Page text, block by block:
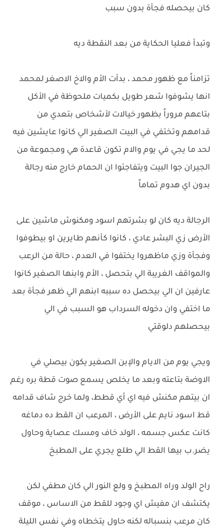
كان بيحصله فجأة بدون سبب
وتبدأ فعليا الحكاية من بعد النقطة ديه
تزامناً مع ظهور محمد ، بدأت الأم والاخ الاصغر لمحمد
انها يشوفوا شعر طويل بكميات ملحوظة في الأكل
بتاعهم مروراً بظهور خيالات لأشخاص بتعدي من
قدامهم وتختفي في البيت الصغير الي كانوا عايشين فيه
لحد ما يجي في يوم والام تكون قاعدة هي ومجموعة من
الجيران جوا البيت ويتفاجئوا ان الحمام خارج منه رجالة
بدون اي هدوم تماماً
الرجالة ديه كان لو بشرتهم اسود ومكنوش ماشين على
الأرض زي البشر عادي ، كانوا كأنهم طايرين او بيطوفوا
وفجأة وزي ماظهروا يختفوا في العدم ، حالة من الرعب
والمواقف الغريبة الي بتحصل ، الأم وابنها الصغير كانوا
عارفين ان الي بيحصل ده سببه ابنهم الي ظهر فجأة بعد
ما اختفي وان دخوله السرداب هو السبب في الي
بيحصلهم دلوقتي
ويجي يوم من الايام والإبن الصغير يكون بيصلي في
الاوضة بتاعته وبعد ما يخلص يسمع صوت قطة بره رغم
ان بيتهم مكنش فيه اي أي قطط، ولما خرج شاف قدامه
قط اسود نايم على الأرض ، المرعب ان القط ده دماغه
كانت عكس جسمه ، الولد خاف ومسك عصاية وحاول
يضر.ب بيها القط الي طلع يجري على المطبخ
راح الولد وراه المطبخ و ولع النور الي كان مطفي لكن
يكتشف ان مفيش اي وجود للقط من الاساس ، موقف
كان مرعب بنسباله لكنه حاول يتخطاه وفي نفس الليلة